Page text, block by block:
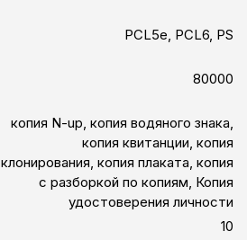
PCL5e, PCL6, PS
80000
копия N-up, копия водяного знака,
копия квитанции, копия
клонирования, копия плаката, копия
с разборкой по копиям, Копия
удостоверения личности
10